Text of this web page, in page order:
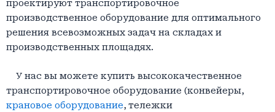
проектируют транспортировочное
производственное оборудование для оптимального
решения всевозможных задач на складах и
производственных площадях.
У нас вы можете купить высококачественное
транспортировочное оборудование (конвейеры,
крановое оборудование, тележки